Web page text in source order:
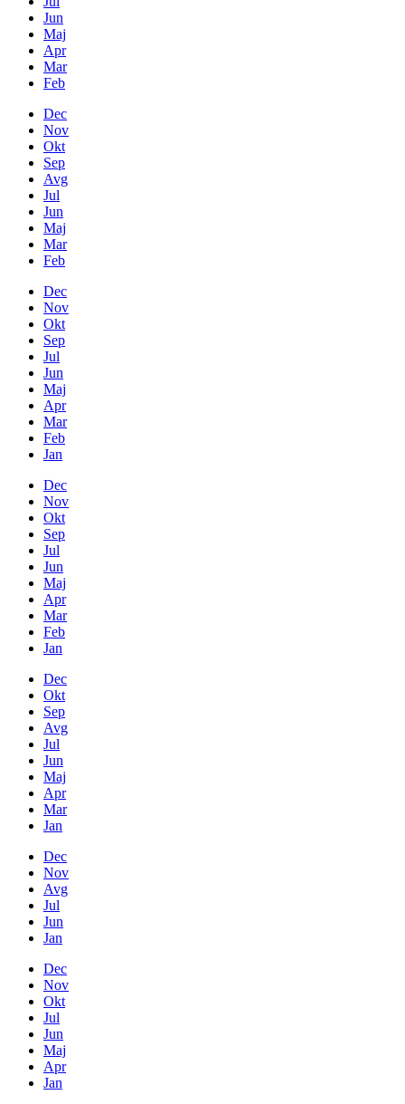
Jun
Maj
Apr
Mar
Feb
Dec
Nov
Okt
Sep
Avg
Jul
Jun
Maj
Mar
Feb
Dec
Nov
Okt
Sep
Jul
Jun
Maj
Apr
Mar
Feb
Jan
Dec
Nov
Okt
Sep
Jul
Jun
Maj
Apr
Mar
Feb
Jan
Dec
Okt
Sep
Avg
Jul
Jun
Maj
Apr
Mar
Jan
Dec
Nov
Avg
Jul
Jun
Jan
Dec
Nov
Okt
Jul
Jun
Maj
Apr
Jan